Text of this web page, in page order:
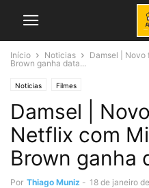
Início Noticias
Damsel | Novo
Brown ganha data...
Noticias Filmes
Damsel |
Netflix com
Brown ganha
Por Thiago Muniz - 18 de janeiro